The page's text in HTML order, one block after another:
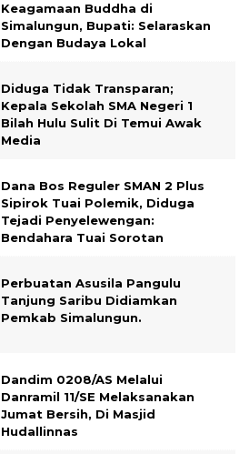
Keagamaan Buddha di
Simalungun, Bupati: Selaraskan
Dengan Budaya Lokal
Diduga Tidak Transparan;
Kepala Sekolah SMA Negeri 1
Bilah Hulu Sulit Di Temui Awak
Media
Dana Bos Reguler SMAN 2 Plus
Sipirok Tuai Polemik, Diduga
Tejadi Penyelewengan:
Bendahara Tuai Sorotan
Perbuatan Asusila Pangulu
Tanjung Saribu Didiamkan
Pemkab Simalungun.
Dandim 0208/AS Melalui
Danramil 11/SE Melaksanakan
Jumat Bersih, Di Masjid
Hudallinnas